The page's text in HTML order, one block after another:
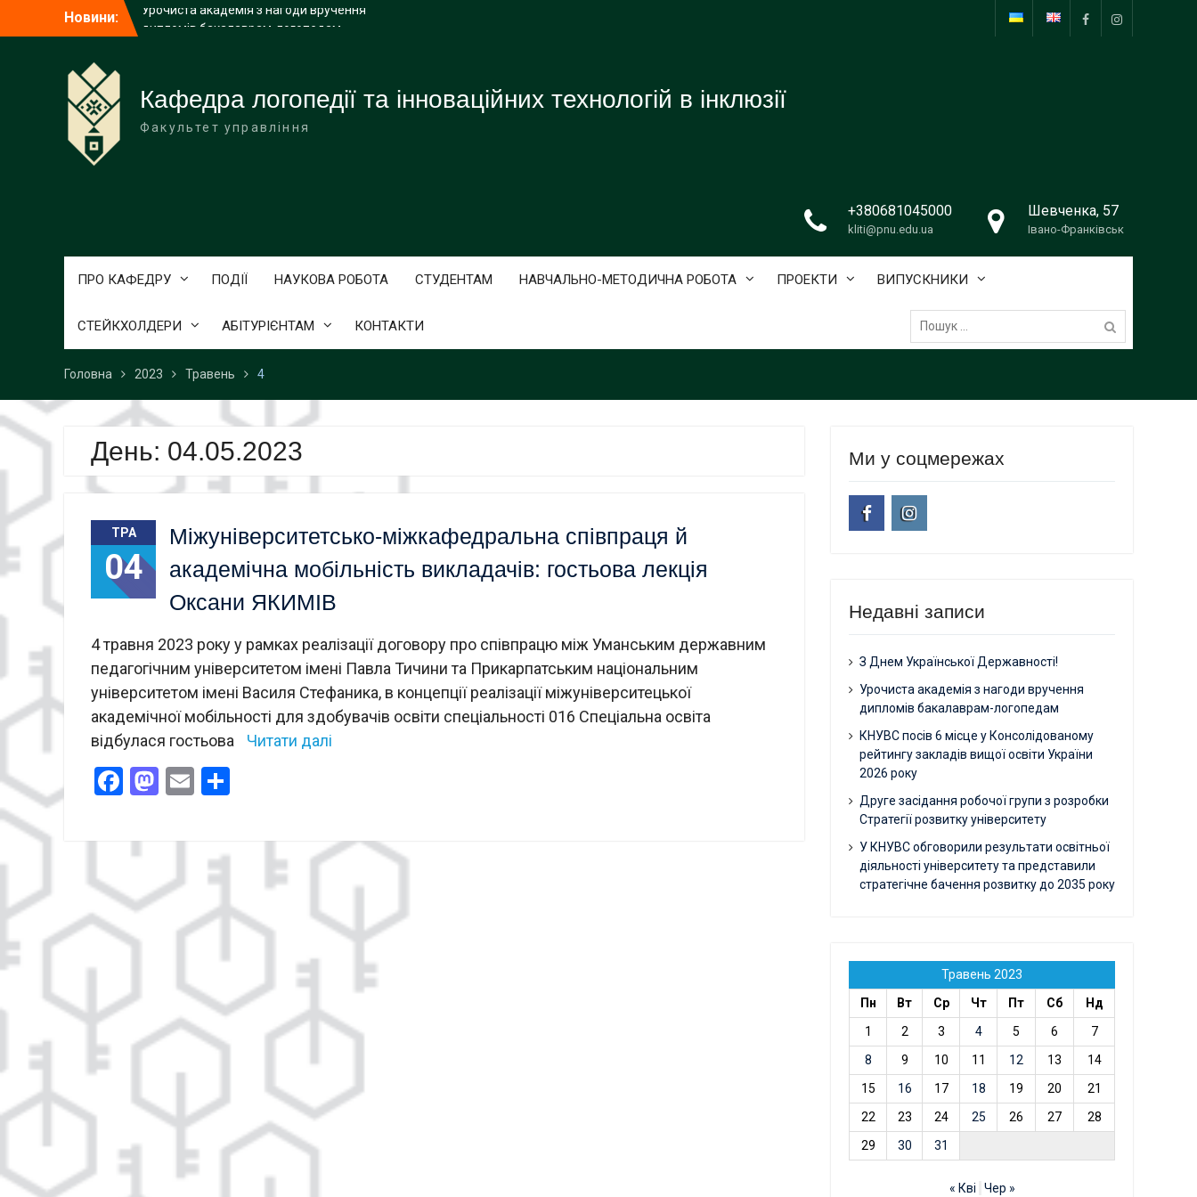
Новини:
КНУВС посів 6 місце у Консолідованому
facebookinstagram
Кафедра логопедії та інноваційних технологій в інклюзії
Факультет управління
+380681045000
kliti@pnu.edu.ua
Шевченка, 57
Івано-Франківськ
ПРО КАФЕДРУ ПОДІЇ НАУКОВА РОБОТА СТУДЕНТАМ НАВЧАЛЬНО-МЕТОДИЧНА РОБОТА ПРОЕКТИ ВИПУСКНИКИ
СТЕЙКХОЛДЕРИ АБІТУРІЄНТАМ КОНТАКТИ
Пошук:
Головна 2023 Травень 4
День: 04.05.2023
ТРА
04
Міжуніверситетсько-міжкафедральна співпраця й
академічна мобільність викладачів: гостьова лекція
Оксани ЯКИМІВ
4 травня 2023 року у рамках реалізації договору про співпрацю між Уманським державним
педагогічним університетом імені Павла Тичини та Прикарпатським національним
університетом імені Василя Стефаника, в концепції реалізації міжуніверситецької
академічної мобільності для здобувачів освіти спеціальності 016 Спеціальна освіта
відбулася гостьова
Читати далі
Facebook
Mastodon
Email
Ми у соцмережах
Недавні записи
З Днем Української Державності!
Урочиста академія з нагоди вручення
дипломів бакалаврам-логопедам
КНУВС посів 6 місце у Консолідованому
рейтингу закладів вищої освіти України
2026 року
Друге засідання робочої групи з розробки
Стратегії розвитку університету
У КНУВС обговорили результати освітньої
діяльності університету та представили
стратегічне бачення розвитку до 2035 року
Травень 2023
Пн
Вт Ср Чт Пт Сб
Нд
1
2 3 4 5 6
7
8
9 10 11 12 13
14
15
16 17 18 19 20
21
22
23 24 25 26 27
28
29
30 31
« Кві Чер »